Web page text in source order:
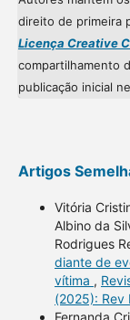
direito de primeira
Licença Creative
compartilhamento
publicação inicial
Artigos
Vitória
Albino da
Rodrigues
diante de
vítima ,
(2025): Rev